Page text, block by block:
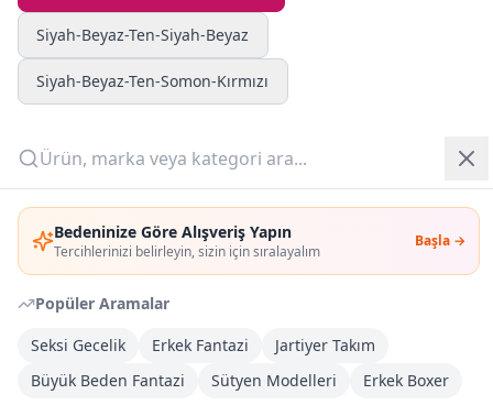
Bedeninize Göre Alışveriş Yapın
Tercihlerinizi belirleyin, sizin için sıralayalım
Başla →
Popüler Aramalar
Seksi Gecelik
Erkek Fantazi
Jartiyer Takım
Büyük Beden Fantazi
Sütyen Modelleri Erkek Boxer
Kampanyalar
Giriş Yap
Üye Ol
Siyah-Beyaz-Ten-Siyah-Beyaz
Siyah-Beyaz-Ten-Somon-Kırmızı
36 38 40 42
Adet:
Şimdi Al